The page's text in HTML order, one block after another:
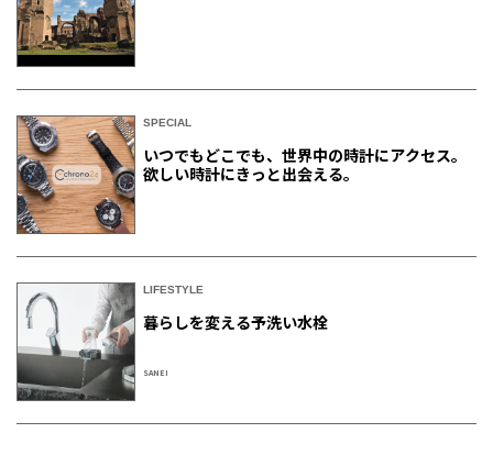
SPECIAL
いつでもどこでも、世界中の時計にアクセス。
欲しい時計にきっと出会える。
LIFESTYLE
暮らしを変える予洗い水栓
SANEI